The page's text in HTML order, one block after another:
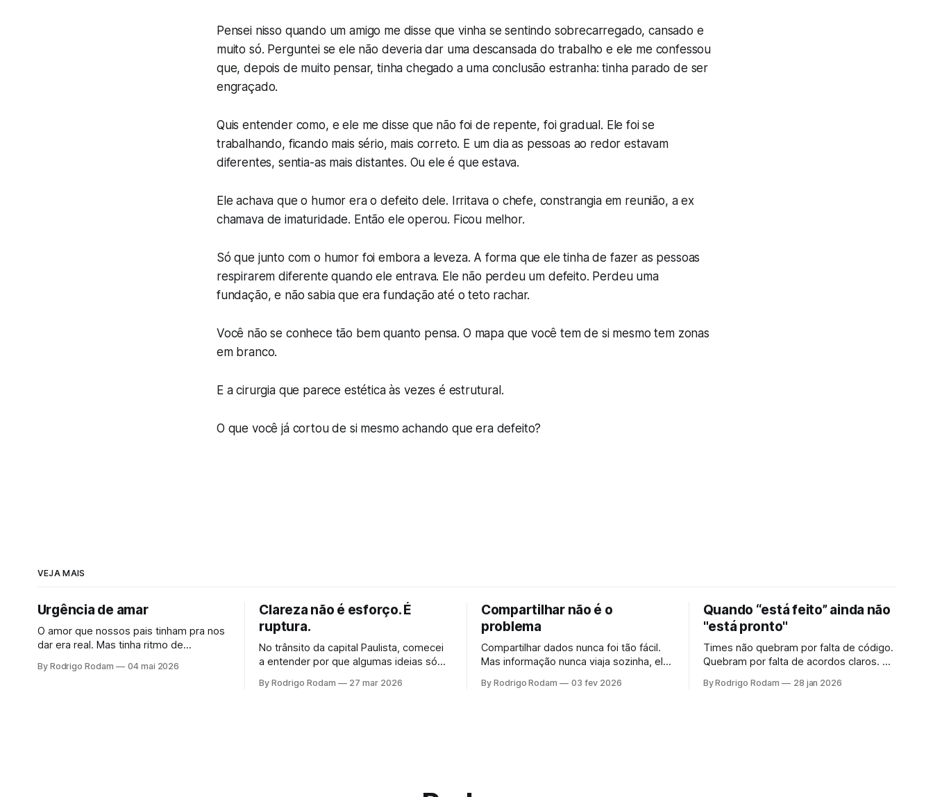
Pensei nisso quando um amigo me disse que vinha se sentindo sobrecarregado, cansado e
muito só. Perguntei se ele não deveria dar uma descansada do trabalho e ele me confessou
que, depois de muito pensar, tinha chegado a uma conclusão estranha: tinha parado de ser
engraçado.
Quis entender como, e ele me disse que não foi de repente, foi gradual. Ele foi se
trabalhando, ficando mais sério, mais correto. E um dia as pessoas ao redor estavam
diferentes, sentia-as mais distantes. Ou ele é que estava.
Ele achava que o humor era o defeito dele. Irritava o chefe, constrangia em reunião, a ex
chamava de imaturidade. Então ele operou. Ficou melhor.
Só que junto com o humor foi embora a leveza. A forma que ele tinha de fazer as pessoas
respirarem diferente quando ele entrava. Ele não perdeu um defeito. Perdeu uma
fundação, e não sabia que era fundação até o teto rachar.
Você não se conhece tão bem quanto pensa. O mapa que você tem de si mesmo tem zonas
em branco.
E a cirurgia que parece estética às vezes é estrutural.
O que você já cortou de si mesmo achando que era defeito?
VEJA MAIS
Urgência de amar
O amor que nossos pais tinham pra nos
dar era real. Mas tinha ritmo de
para. Não é arrependimento, é
By Rodrigo Rodam 04 mai 2026
Clareza não é esforço. É
ruptura.
No trânsito da capital Paulista, comecei
a entender por que algumas ideias só
procurar por elas.
By Rodrigo Rodam 27 mar 2026
Compartilhar não é o
problema
Compartilhar dados nunca foi tão fácil.
Mas informação nunca viaja sozinha, ela
impactos colaterais. O problema não é
By Rodrigo Rodam 03 fev 2026
Quando “está feito” ainda não
"está pronto"
Times não quebram por falta de código.
Quebram por falta de acordos claros. Se
todos, não é entrega, é só o problema
By Rodrigo Rodam 28 jan 2026